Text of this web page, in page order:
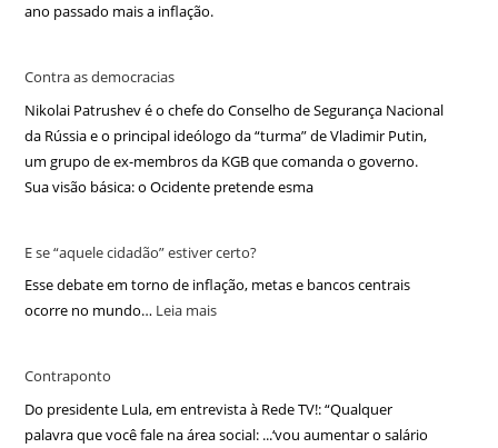
ano passado mais a inflação.
Contra as democracias
Nikolai Patrushev é o chefe do Conselho de Segurança Nacional
da Rússia e o principal ideólogo da “turma” de Vladimir Putin,
um grupo de ex-membros da KGB que comanda o governo.
Sua visão básica: o Ocidente pretende esma
E se “aquele cidadão” estiver certo?
Esse debate em torno de inflação, metas e bancos centrais
ocorre no mundo… Leia mais
Contraponto
Do presidente Lula, em entrevista à Rede TV!: “Qualquer
palavra que você fale na área social: ...‘vou aumentar o salário